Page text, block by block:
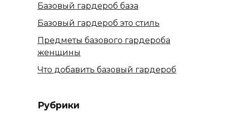
Базовый гардероб база
Базовый гардероб это стиль
Предметы базового гардероба
женщины
Что добавить базовый гардероб
Рубрики